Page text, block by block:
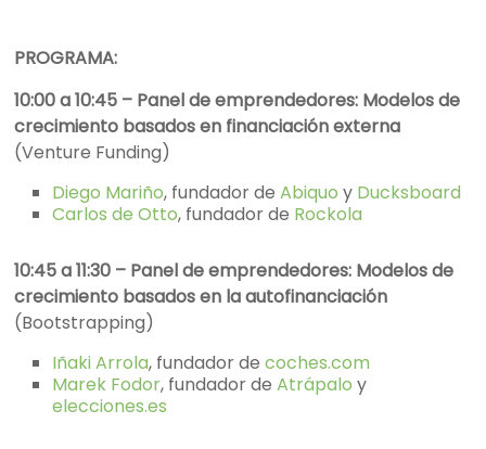
PROGRAMA:
10:00 a 10:45 – Panel de emprendedores: Modelos de
crecimiento basados en financiación externa
(Venture Funding)
Diego Mariño, fundador deAbiquo y Ducksboard
Carlos de Otto, fundador de Rockola
10:45 a 11:30 – Panel de emprendedores: Modelos de
crecimiento basados en la autofinanciación
(Bootstrapping)
Iñaki Arrola, fundador decoches.com
Marek Fodor, fundador deAtrápalo y
elecciones.es